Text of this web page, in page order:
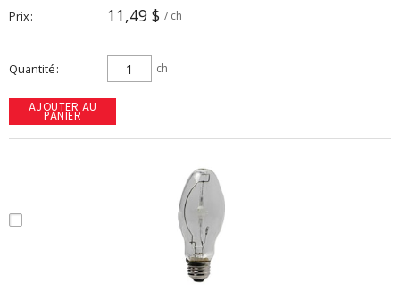
Prix 11,49 $ / ch
Quantité ch
AJOUTER AU
PANIER